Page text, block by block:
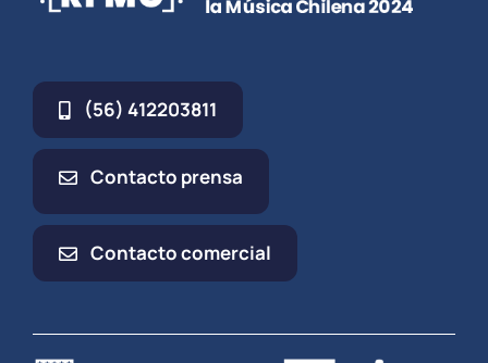
(56) 412203811
Contacto prensa
Contacto comercial